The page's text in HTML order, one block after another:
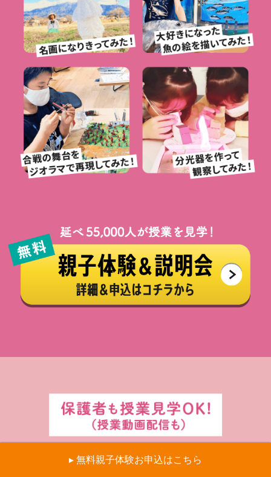
▸ 無料親子体験お申込はこちら